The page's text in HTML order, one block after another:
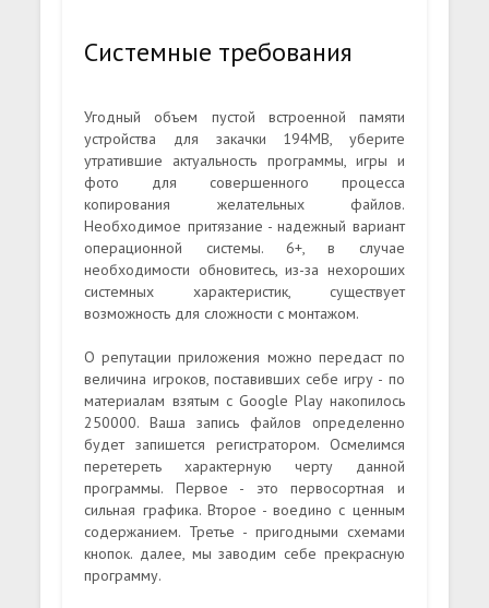
Системные требования
Угодный объем пустой встроенной памяти
устройства для закачки 194MB, уберите
утратившие актуальность программы, игры и
фото для совершенного процесса
копирования желательных файлов.
Необходимое притязание - надежный вариант
операционной системы. 6+, в случае
необходимости обновитесь, из-за нехороших
системных характеристик, существует
возможность для сложности с монтажом.
О репутации приложения можно передаст по
величина игроков, поставивших себе игру - по
материалам взятым с Google Play накопилось
250000. Ваша запись файлов определенно
будет запишется регистратором. Осмелимся
перетереть характерную черту данной
программы. Первое - это первосортная и
сильная графика. Второе - воедино с ценным
содержанием. Третье - пригодными схемами
кнопок. далее, мы заводим себе прекрасную
программу.